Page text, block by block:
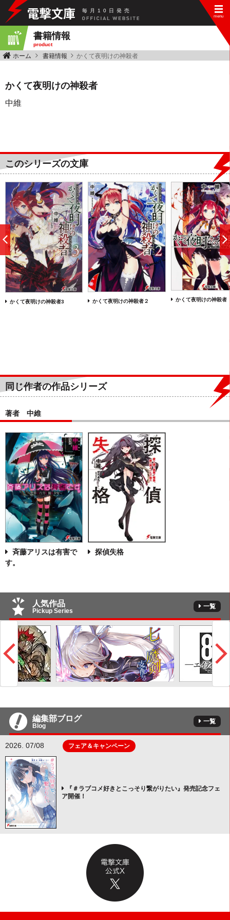
毎 月 10 日 発 売
書籍情報
product
ホーム 書籍情報 かくて夜明けの神殺者
かくて夜明けの神殺者
中維
このシリーズの文庫
かくて夜明けの神殺者3 かくて夜明けの神殺者２ かくて夜明けの神殺者
前
へ
同じ作者の作品シリーズ
著者 中維
斉藤アリスは有害で
す。
探偵失格
人気作品
Pickup Series
一覧
編集部ブログ
Blog
一覧
2026. 07/08 フェア＆キャンペーン
『＃ラブコメ好きとこっそり繋がりたい』発売記念フェ
ア開催！